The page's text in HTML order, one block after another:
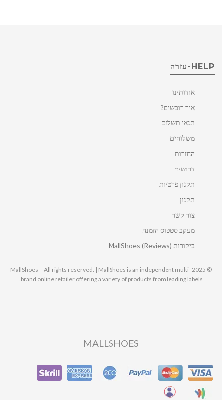
HELP-עזרה
אודותינו
איך רוכשים?
תנאי תשלום
משלוחים
החזרות
דרושים
תקנון פרטיות
תקנון
צור קשר
מעקב סטטוס הזמנה
ביקורות MallShoes (Reviews)
© 2025 MallShoes – All rights reserved. | MallShoes is an independent multi-
brand online retailer offering a variety of products from leading labels.
MALLSHOES